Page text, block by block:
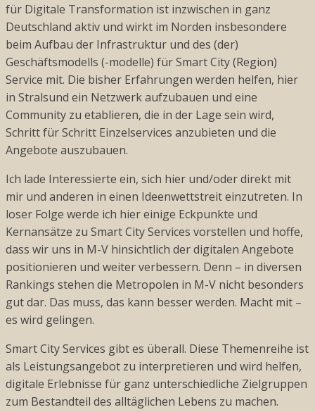
für Digitale Transformation ist inzwischen in ganz
Deutschland aktiv und wirkt im Norden insbesondere
beim Aufbau der Infrastruktur und des (der)
Geschäftsmodells (-modelle) für Smart City (Region)
Service mit. Die bisher Erfahrungen werden helfen, hier
in Stralsund ein Netzwerk aufzubauen und eine
Community zu etablieren, die in der Lage sein wird,
Schritt für Schritt Einzelservices anzubieten und die
Angebote auszubauen.
Ich lade Interessierte ein, sich hier und/oder direkt mit
mir und anderen in einen Ideenwettstreit einzutreten. In
loser Folge werde ich hier einige Eckpunkte und
Kernansätze zu Smart City Services vorstellen und hoffe,
dass wir uns in M-V hinsichtlich der digitalen Angebote
positionieren und weiter verbessern. Denn – in diversen
Rankings stehen die Metropolen in M-V nicht besonders
gut dar. Das muss, das kann besser werden. Macht mit –
es wird gelingen.
Smart City Services gibt es überall. Diese Themenreihe ist
als Leistungsangebot zu interpretieren und wird helfen,
digitale Erlebnisse für ganz unterschiedliche Zielgruppen
zum Bestandteil des alltäglichen Lebens zu machen.